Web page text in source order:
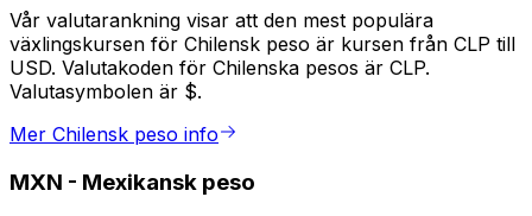
Vår valutarankning visar att den mest populära
växlingskursen för Chilensk peso är kursen från CLP till
USD. Valutakoden för Chilenska pesos är CLP.
Valutasymbolen är $.
Mer Chilensk peso info
MXN - Mexikansk peso